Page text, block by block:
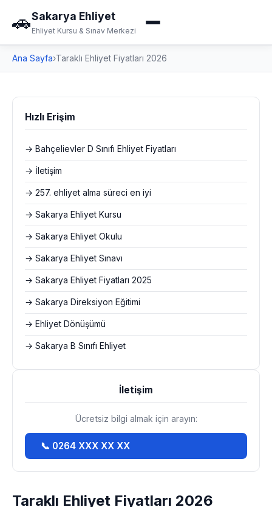
🚗Sakarya Ehliyet
Ehliyet Kursu & Sınav Merkezi
Ana Sayfa›Taraklı Ehliyet Fiyatları 2026
Taraklı Ehliyet Fiyatları 2026
Hızlı Erişim
→ Bahçelievler D Sınıfı Ehliyet Fiyatları
→ İletişim
→ 257. ehliyet alma süreci en iyi
→ Sakarya Ehliyet Kursu
→ Sakarya Ehliyet Okulu
→ Sakarya Ehliyet Sınavı
→ Sakarya Ehliyet Fiyatları 2025
→ Sakarya Direksiyon Eğitimi
→ Ehliyet Dönüşümü
→ Sakarya B Sınıfı Ehliyet
İletişim
Ücretsiz bilgi almak için arayın:
📞 0264 XXX XX XX